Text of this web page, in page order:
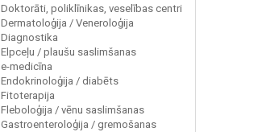
Doktorāti, poliklīnikas, veselības centri
Dermatoloģija / Veneroloģija
Diagnostika
Elpceļu / plaušu saslimšanas
e-medicīna
Endokrinoloģija / diabēts
Fitoterapija
Fleboloģija / vēnu saslimšanas
Gastroenteroloģija / gremošanas